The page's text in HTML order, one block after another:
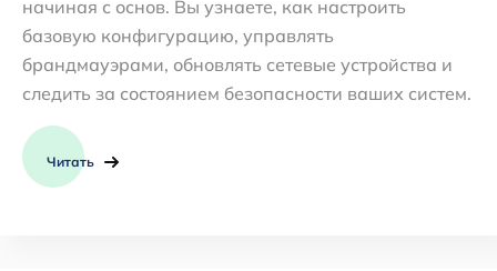
начиная с основ. Вы узнаете, как настроить
базовую конфигурацию, управлять
брандмауэрами, обновлять сетевые устройства и
следить за состоянием безопасности ваших систем.
Читать